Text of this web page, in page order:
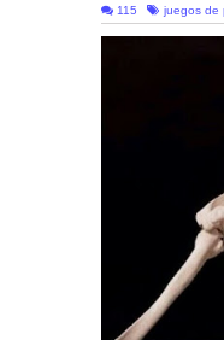
115 juegos de